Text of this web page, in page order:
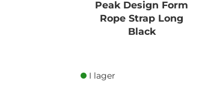
Peak Design Form
Rope Strap Long
Black
I lager